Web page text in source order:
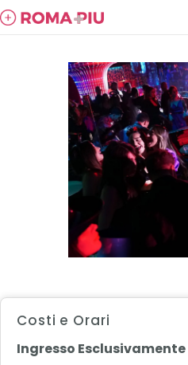
Costi e Orari
Ingresso